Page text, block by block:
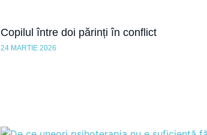
Copilul între doi părinți în conflict
24 MARTIE 2026